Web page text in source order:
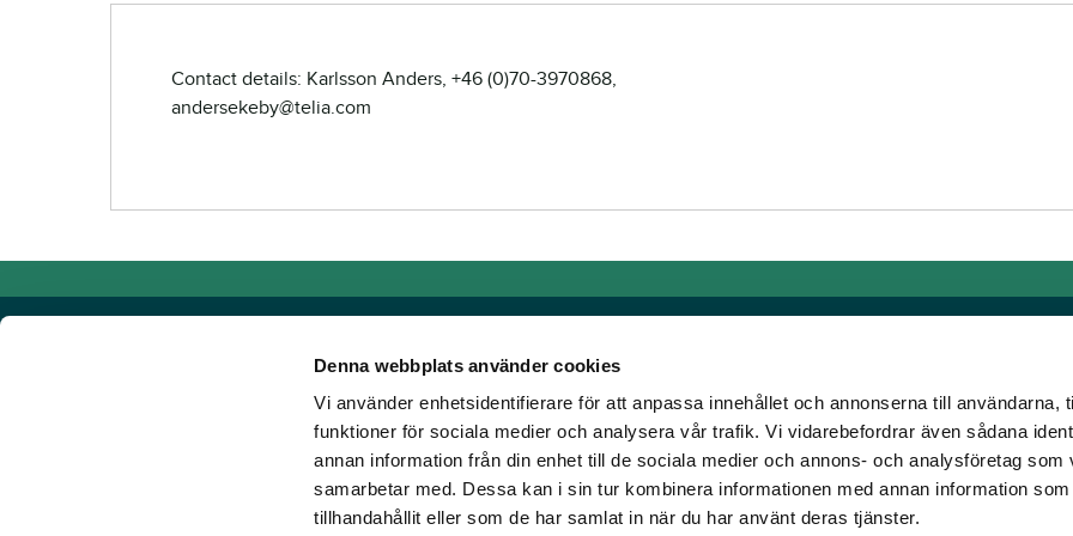
Denna webbplats använder cookies
Vi använder enhetsidentifierare för att anpassa innehållet och annonserna till användarna,
funktioner för sociala medier och analysera vår trafik. Vi vidarebefordrar även sådana
annan information från din enhet till de sociala medier och annons- och analysföretag som
samarbetar med. Dessa kan i sin tur kombinera informationen med annan information
tillhandahållit eller som de har samlat in när du har använt deras tjänster.
Contact details: Karlsson Anders, +46 (0)70-3970868,
andersekeby@telia.com
Powered by TR Media
TR Media has Sweden's leading brands for those who love horse racing!
Since our inception in 1932, when the magazine Travronden was founded, we
Links
General auction terms and
conditions